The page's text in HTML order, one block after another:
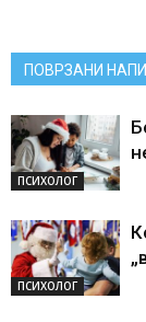
ПОВРЗАНИ
ПСИХОЛОГ
ПСИХОЛОГ